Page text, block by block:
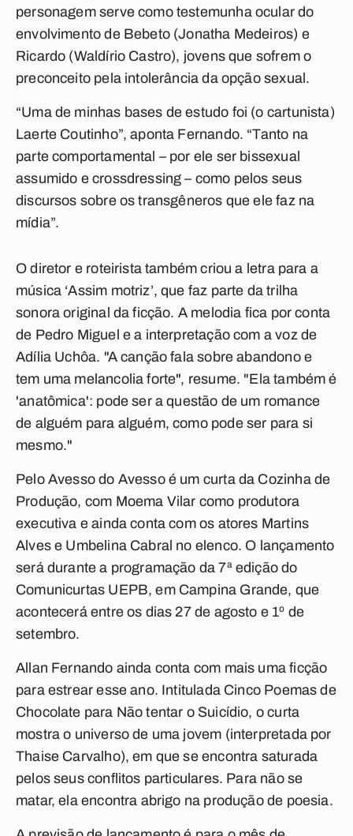
personagem serve como testemunha ocular do
envolvimento de Bebeto (Jonatha Medeiros) e
Ricardo (Waldírio Castro), jovens que sofrem o
preconceito pela intolerância da opção sexual.
“Uma de minhas bases de estudo foi (o cartunista)
Laerte Coutinho”, aponta Fernando. “Tanto na
parte comportamental – por ele ser bissexual
assumido e crossdressing – como pelos seus
discursos sobre os transgêneros que ele faz na
mídia”.
O diretor e roteirista também criou a letra para a
música ‘Assim motriz’, que faz parte da trilha
sonora original da ficção. A melodia fica por conta
de Pedro Miguel e a interpretação com a voz de
Adília Uchôa. "A canção fala sobre abandono e
tem uma melancolia forte", resume. "Ela também é
'anatômica': pode ser a questão de um romance
de alguém para alguém, como pode ser para si
mesmo."
Pelo Avesso do Avesso é um curta da Cozinha de
Produção, com Moema Vilar como produtora
executiva e ainda conta com os atores Martins
Alves e Umbelina Cabral no elenco. O lançamento
será durante a programação da 7ª edição do
Comunicurtas UEPB, em Campina Grande, que
acontecerá entre os dias 27 de agosto e 1º de
setembro.
Allan Fernando ainda conta com mais uma ficção
para estrear esse ano. Intitulada Cinco Poemas de
Chocolate para Não tentar o Suicídio, o curta
mostra o universo de uma jovem (interpretada por
Thaise Carvalho), em que se encontra saturada
pelos seus conflitos particulares. Para não se
matar, ela encontra abrigo na produção de poesia.